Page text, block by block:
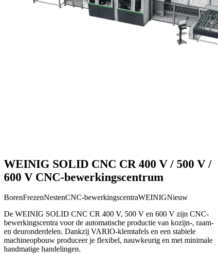
WEINIG SOLID CNC CR 400 V / 500 V /
600 V CNC-bewerkingscentrum
BorenFrezenNestenCNC-bewerkingscentraWEINIGNieuw
De WEINIG SOLID CNC CR 400 V, 500 V en 600 V zijn CNC-
bewerkingscentra voor de automatische productie van kozijn-, raam-
en deuronderdelen. Dankzij VARIO-klemtafels en een stabiele
machineopbouw produceer je flexibel, nauwkeurig en met minimale
handmatige handelingen.